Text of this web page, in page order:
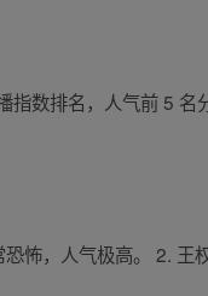
数排名，人气前 5 名
怖，人气极高。 2. 王